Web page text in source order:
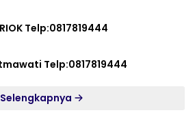
Telp:0817819444
Telp:0817819444
Selengkapnya